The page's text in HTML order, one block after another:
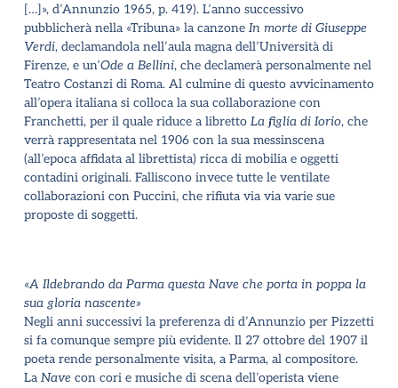
[…]», d’Annunzio 1965, p. 419). L’anno successivo
pubblicherà nella «Tribuna» la canzone In morte di Giuseppe
Verdi, declamandola nell’aula magna dell’Università di
Firenze, e un’Ode a Bellini, che declamerà personalmente nel
Teatro Costanzi di Roma. Al culmine di questo avvicinamento
all’opera italiana si colloca la sua collaborazione con
Franchetti, per il quale riduce a libretto La figlia di Iorio, che
verrà rappresentata nel 1906 con la sua messinscena
(all’epoca affidata al librettista) ricca di mobilia e oggetti
contadini originali. Falliscono invece tutte le ventilate
collaborazioni con Puccini, che rifiuta via via varie sue
proposte di soggetti.
«A Ildebrando da Parma questa Nave che porta in poppa la
sua gloria nascente»
Negli anni successivi la preferenza di d’Annunzio per Pizzetti
si fa comunque sempre più evidente. Il 27 ottobre del 1907 il
poeta rende personalmente visita, a Parma, al compositore.
La Nave con cori e musiche di scena dell’operista viene